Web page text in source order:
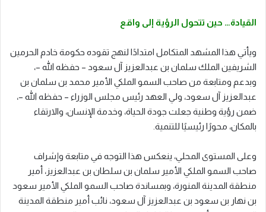
القيادة… حين تتحول الرؤية إلى واقع
ويأتي هذا المشهد المتكامل امتدادًا لنهج تقوده حكومة خادم الحرمين
الشريفين الملك سلمان بن عبدالعزيز آل سعود – حفظه الله –،
وبدعم ومتابعة من صاحب السمو الملكي الأمير محمد بن سلمان بن
عبدالعزيز آل سعود، ولي العهد رئيس مجلس الوزراء – حفظه الله –،
ضمن رؤية وطنية جعلت جودة الحياة، وخدمة الإنسان، والارتقاء
بالمكان، محورًا رئيسيًا للتنمية.
وعلى المستوى المحلي، ينعكس هذا التوجه في متابعة وإشراف
صاحب السمو الملكي الأمير سلمان بن سلطان بن عبدالعزيز، أمير
منطقة المدينة المنورة، وبمساندة صاحب السمو الملكي الأمير سعود
بن نهار بن سعود بن عبدالعزيز آل سعود، نائب أمير منطقة المدينة